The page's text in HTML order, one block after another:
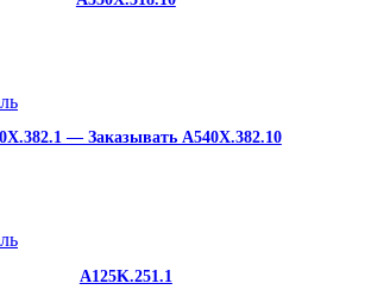
— Заказывать A540X.382.10
A125K.251.1